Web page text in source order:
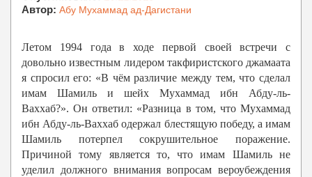
Автор: Абу Мухаммад ад-Дагистани
Летом 1994 года в ходе первой своей встречи с
довольно известным лидером такфиристского джамаата
я спросил его: «В чём различие между тем, что сделал
имам Шамиль и шейх Мухаммад ибн Абду-ль-
Ваххаб?». Он ответил: «Разница в том, что Мухаммад
ибн Абду-ль-Ваххаб одержал блестящую победу, а имам
Шамиль потерпел сокрушительное поражение.
Причиной тому является то, что имам Шамиль не
уделил должного внимания вопросам вероубеждения